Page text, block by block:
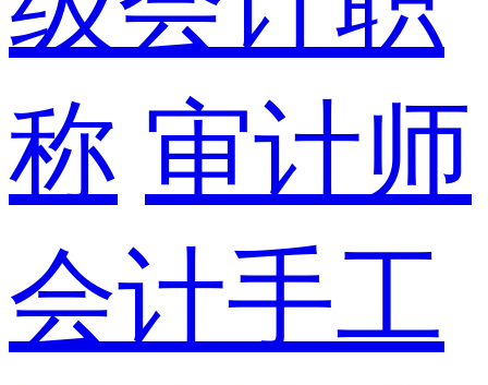
称 审计师
会计手工